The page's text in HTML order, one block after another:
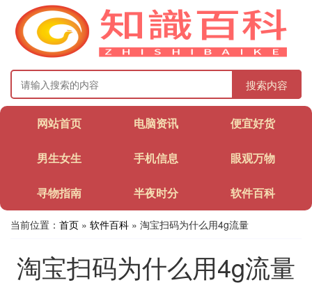
搜索内容
网站首页 电脑资讯 便宜好货
男生女生 手机信息 眼观万物
寻物指南 半夜时分 软件百科
当前位置： 首页 » 软件百科 » 淘宝扫码为什么用4g流量
淘宝扫码为什么用4g流量